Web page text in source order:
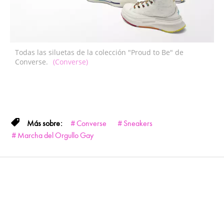
Todas las siluetas de la colección "Proud to Be" de
Converse. (Converse)
Converse
Sneakers
Marcha del Orgullo Gay